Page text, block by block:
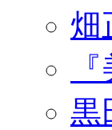
畑
黒